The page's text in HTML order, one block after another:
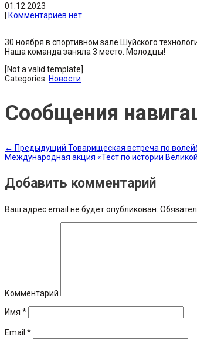
01.12.2023
Комментариев нет
30 ноября в спортивном зале Шуйского
Наша команда заняла 3 место. Молодцы!
[Not a valid template]
Categories: Новости
Сообщения
← Предыдущий Товарищеская встреча по
Международная акция «Тест по истории
Добавить комментарий
Ваш адрес email не будет опубликован.
Комментарий
Имя *
Email *